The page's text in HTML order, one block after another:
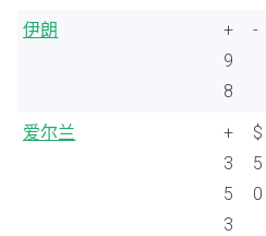
伊朗
+
9
8
-
爱尔兰
+
3
5
3
$
5
0